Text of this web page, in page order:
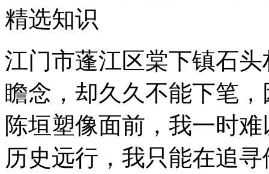
精选知识
江门市蓬江区棠下镇石
瞻念，却久久不能下笔
陈垣塑像面前，我一时
历史远行，我只能在追